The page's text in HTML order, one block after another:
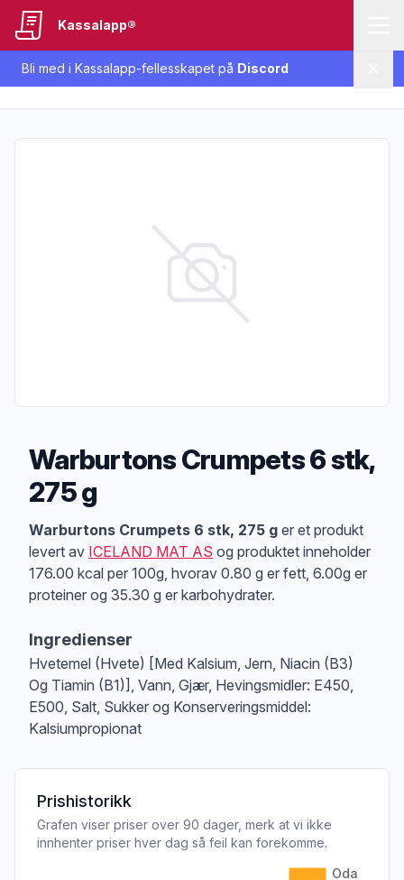
Bli med i Kassalapp-fellesskapet på Discord
Kassalapp®
Warburtons Crumpets 6 stk,
275 g
Produktbeskrivelse
Warburtons Crumpets 6 stk, 275 g er et produkt
levert av ICELAND MAT AS og produktet inneholder
176.00 kcal per 100g, hvorav 0.80 g er fett, 6.00g er
proteiner og 35.30 g er karbohydrater.
Ingredienser
Hvetemel (Hvete) [Med Kalsium, Jern, Niacin (B3)
Og Tiamin (B1)], Vann, Gjær, Hevingsmidler: E450,
E500, Salt, Sukker og Konserveringsmiddel:
Kalsiumpropionat
Prishistorikk
Grafen viser priser over 90 dager, merk at vi ikke
innhenter priser hver dag så feil kan forekomme.